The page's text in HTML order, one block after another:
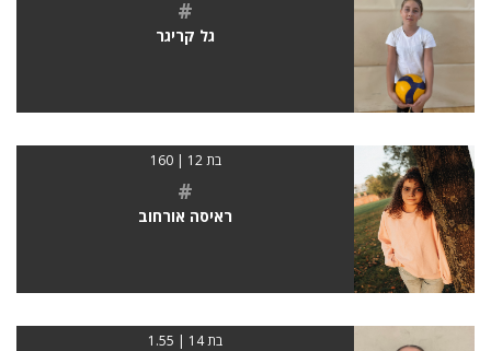
#
גל קריגר
בת 12 | 160
#
ראיסה אורחוב
בת 14 | 1.55